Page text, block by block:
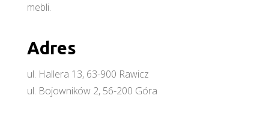
mebli.
Adres
ul. Hallera 13, 63-900 Rawicz
ul. Bojowników 2, 56-200 Góra